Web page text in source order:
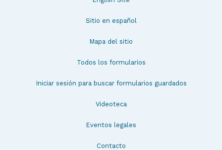
Sitio en español
Mapa del sitio
Todos los formularios
Iniciar sesión para buscar formularios guardados
Videoteca
Eventos legales
Contacto